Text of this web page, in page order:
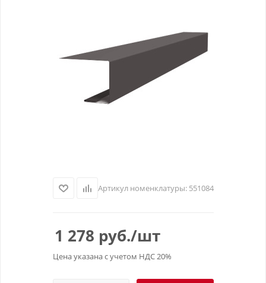
Артикул номенклатуры: 551084
1 278 руб./шт
Цена указана с учетом НДС 20%